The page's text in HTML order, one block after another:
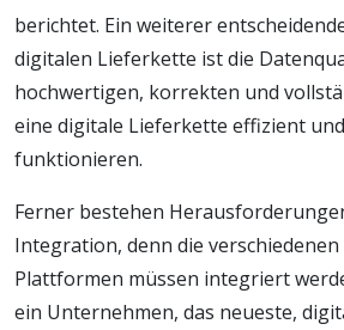
berichtet. Ein weiterer
digitalen Lieferkette ist die
hochwertigen, korrekten und
eine digitale Lieferkette effizient
funktionieren.
Ferner bestehen
Integration, denn die verschiedenen
Plattformen müssen integriert
ein Unternehmen, das neueste,